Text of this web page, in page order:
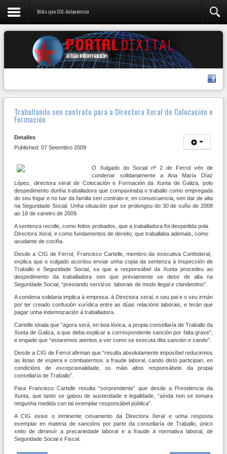
Máis que CIG-Autonómica
Traballando sen contrato para a Directora Xeral de Colocación e
Formación
Detalles
Published: 07 Setembro 2009
O Xulgado do Social nº 2 de Ferrol vén de
condenar solidariamente a Ana María Díaz
López, directora xeral de Colocación e Formación da Xunta de Galiza, polo
despedimento dunha traballadora que compaxinaba o traballo como empregada
do seu fogar e no bar da familia sen contrato e, en consecuencia, sen dar de alta
na Seguridade Social. Unha situación que se prolongou do 30 de xuño de 2008
ao 18 de xaneiro de 2009.
A sentenza recolle, como feitos probados, que a traballadora foi despedida pola
Directora Xeral, e como fundamentos de dereito, que traballaba ademais, como
axudante de cociña.
Desde a CIG de Ferrol, Francisco Cartelle, membro da executiva Confederal,
explica que o xulgado acordou enviar unha copia da sentenza á Inspección de
Traballo e Seguridade Social, xa que a responsábel da Xunta procedeu ao
despedimento da traballadora sen que previamente se dese de alta na
Seguridade Social, “prestando servizos laborais de modo ilegal e clandestino”.
A condena solidaria implica á empresa, á Directora xeral, o seu pai e o seu irmán
por ter creado confusión xurídica entre as dúas relacións laborais, e terán que
pagar unha indemnización á traballadora.
Cartelle sinala que “agora será, en boa lóxica, a propia consellaría de Traballo da
Xunta de Galiza, a que deba explicar a correspondente sanción por falta grave”,
e engade que “estaremos atentos a ver como se executa dita sanción e cando”.
Desde a CIG de Ferrol afirman que “resulta absolutamente imposíbel reducirmos
as listas de espera e combatermos a fraude laboral, cando disto participan, en
condicións de excepcionalidade, os máis altos responsábeis da propia
consellaría de Traballo”.
Para Francisco Cartelle resulta “sorprendente” que desde a Presidencia da
Xunta, que tanto se gabou de austeridade e legalidade, “aínda non se tomara
ningunha medida con tal exemplar responsábel pública”.
A CIG exixe o inminente cesamento da Directora Xeral e unha resposta
exemplar en materia de sancións por parte da consellaría de Traballo, único
xeito de diminuír a precariedade laboral e a fraude á normativa laboral, de
Seguridade Social e Fiscal.